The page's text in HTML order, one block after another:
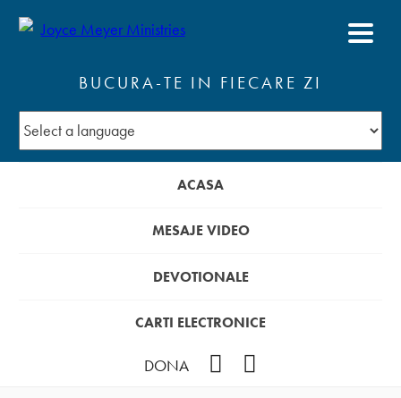
BUCURA-TE IN FIECARE ZI
ACASA
MESAJE VIDEO
DEVOTIONALE
CARTI ELECTRONICE
DONA